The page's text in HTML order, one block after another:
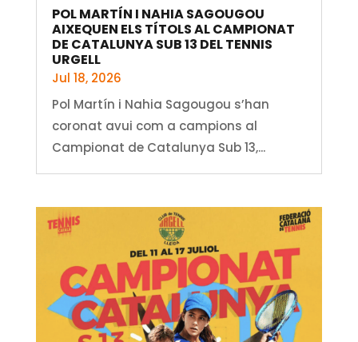
POL MARTÍN I NAHIA SAGOUGOU
AIXEQUEN ELS TÍTOLS AL CAMPIONAT
DE CATALUNYA SUB 13 DEL TENNIS
URGELL
Jul 18, 2026
Pol Martín i Nahia Sagougou s’han
coronat avui com a campions al
Campionat de Catalunya Sub 13,...